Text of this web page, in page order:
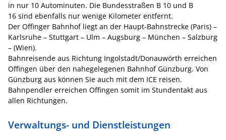
in nur 10 Autominuten. Die Bundesstraßen B 10 und B
16 sind ebenfalls nur wenige Kilometer entfernt.
Der Offinger Bahnhof liegt an der Haupt-Bahnstrecke (Paris) –
Karlsruhe – Stuttgart – Ulm – Augsburg – München – Salzburg
– (Wien).
Bahnreisende aus Richtung Ingolstadt/Donauwörth erreichen
Offingen über den nahegelegenen Bahnhof Günzburg. Von
Günzburg aus können Sie auch mit dem ICE reisen.
Bahnpendler erreichen Offingen somit im Stundentakt aus
allen Richtungen.
Verwaltungs- und Dienstleistungen